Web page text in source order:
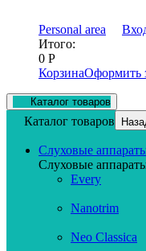
Personal area
Итого:
0 Р
КорзинаОформить
Каталог товаров
Каталог товаров
Слуховые
Слуховые
Every
Nanotrim
Neo Classica